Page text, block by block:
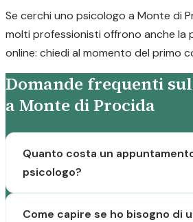
Se cerchi uno psicologo a Monte di
molti professionisti offrono anche la
online: chiedi al momento del primo
Domande frequenti
a Monte di Procida
Quanto costa un
psicologo?
Come capire se ho bisogno di